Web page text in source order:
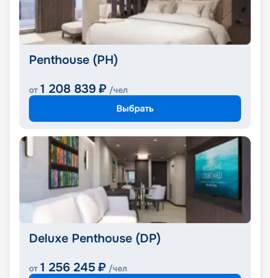
Penthouse (PH)
от 1 208 839 ₽ /чел
Выбрать
Deluxe Penthouse (DP)
от 1 256 245 ₽ /чел